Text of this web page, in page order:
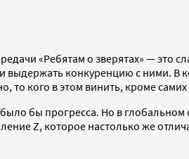
«Ребятам о зверятах» — это
выдержать конкуренцию с ними.
то кого в этом винить, кроме самих
бы прогресса. Но в
Z, которое настолько же